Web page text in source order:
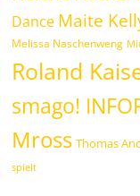
Dance Maite
Melissa Naschenweng
Roland
smago!
Mross Thomas
spielt